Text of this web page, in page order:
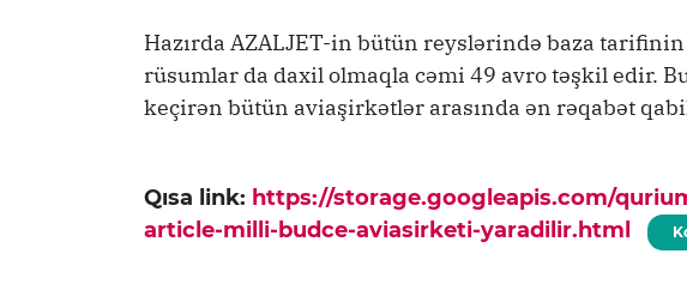
Hazırda AZALJET-in bütün reyslərində baza
rüsumlar da daxil olmaqla cəmi 49 avro təşkil edir.
keçirən bütün aviaşirkətlər arasında ən rəqabət
Qısa link: https://storage.googleapis.com/
article-milli-budce-aviasirketi-yaradilir.html